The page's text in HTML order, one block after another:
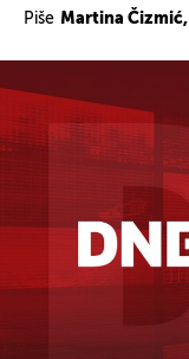
Piše Martina Čizmić,